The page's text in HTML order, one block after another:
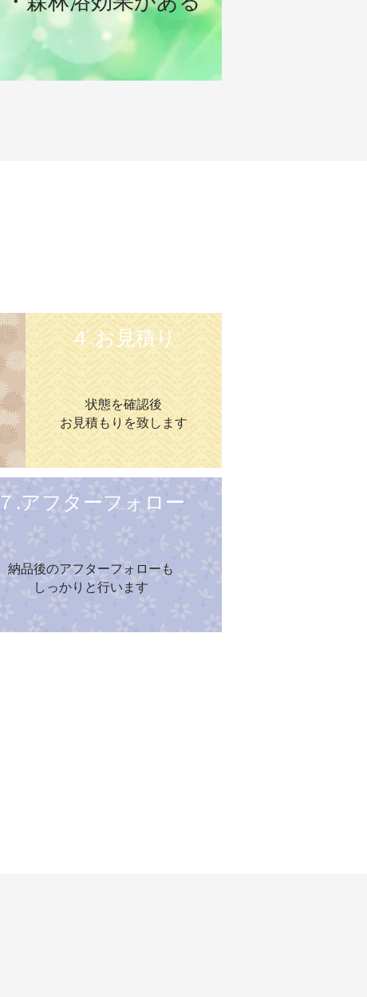
４.お見積り
状態を確認後
お見積もりを致します
７.アフターフォロー
納品後のアフターフォローも
しっかりと行います